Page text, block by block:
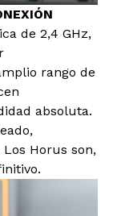
de 2,4 GHz,
rango de
absoluta.
Horus son,